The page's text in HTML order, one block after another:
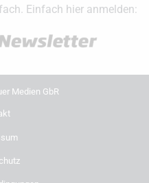
Einfach hier anmelden:
Medien GbR